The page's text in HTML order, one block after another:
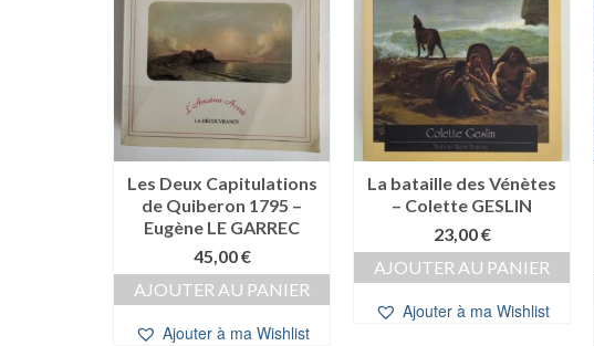
Les Deux Capitulations
de Quiberon 1795 –
Eugène LE GARREC
45,00€
AJOUTER AU PANIER
Ajouter à ma Wishlist
La bataille des Vénètes
– Colette GESLIN
23,00€
AJOUTER AU PANIER
Ajouter à ma Wishlist